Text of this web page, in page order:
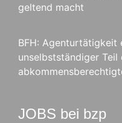
geltend macht
BFH: Agenturtätigkeit
unselbstständiger
JOBS bei bzp